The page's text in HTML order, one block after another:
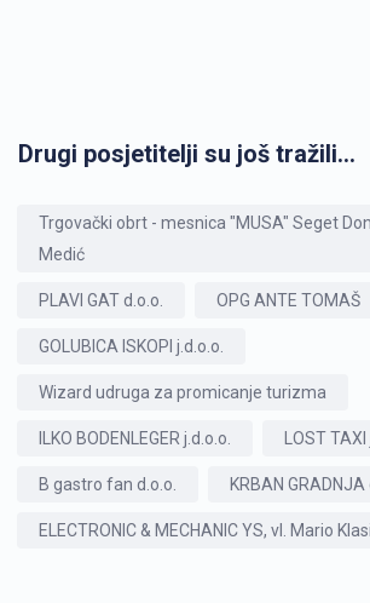
Drugi posjetitelji su još tražili...
Trgovački obrt - mesnica "MUSA" Seget
Medić
PLAVI GAT d.o.o. OPG ANTE TOMAŠ
GOLUBICA ISKOPI j.d.o.o.
Wizard udruga za promicanje turizma
ILKO BODENLEGER j.d.o.o. LOST TAXI
B gastro fan d.o.o. KRBAN GRADNJA
ELECTRONIC & MECHANIC YS, vl. Mario